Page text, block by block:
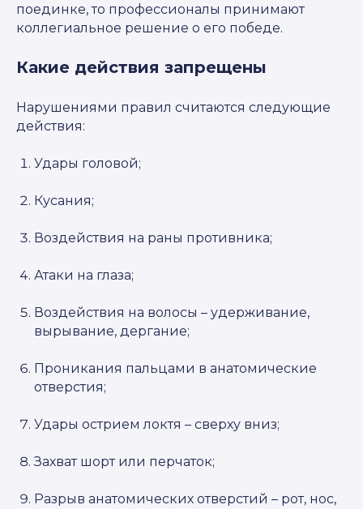
поединке, то профессионалы принимают
коллегиальное решение о его победе.
Какие действия запрещены
Нарушениями правил считаются следующие
действия:
Удары головой;
Кусания;
Воздействия на раны противника;
Атаки на глаза;
Воздействия на волосы – удерживание,
вырывание, дергание;
Проникания пальцами в анатомические
отверстия;
Удары острием локтя – сверху вниз;
Захват шорт или перчаток;
Разрыв анатомических отверстий – рот, нос,